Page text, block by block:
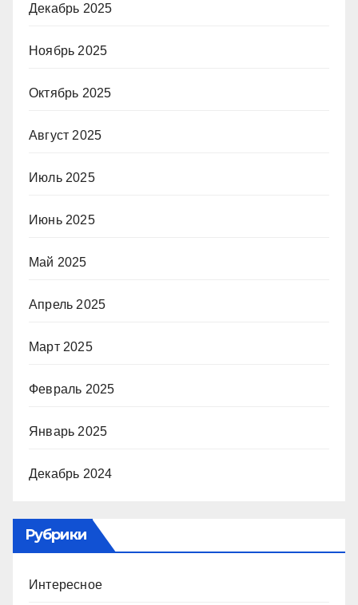
Декабрь 2025
Ноябрь 2025
Октябрь 2025
Август 2025
Июль 2025
Июнь 2025
Май 2025
Апрель 2025
Март 2025
Февраль 2025
Январь 2025
Декабрь 2024
Рубрики
Интересное